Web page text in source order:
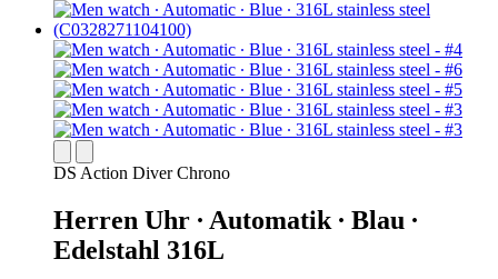
DS Action Diver Chrono
Herren Uhr ∙ Automatik ∙ Blau ∙
Edelstahl 316L